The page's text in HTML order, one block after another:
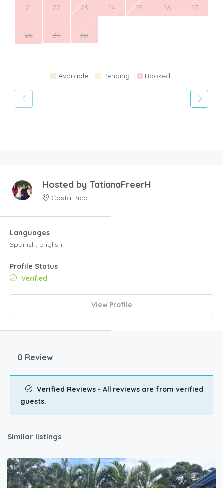
21 22 23 24 25 26 27
28 29 30
Available Pending Booked
Hosted by TatianaFreerH
Costa Rica
Languages
Spanish, english
Profile Status
Verified
View Profile
0 Review
Verified Reviews - All reviews are from verified
guests.
Similar listings